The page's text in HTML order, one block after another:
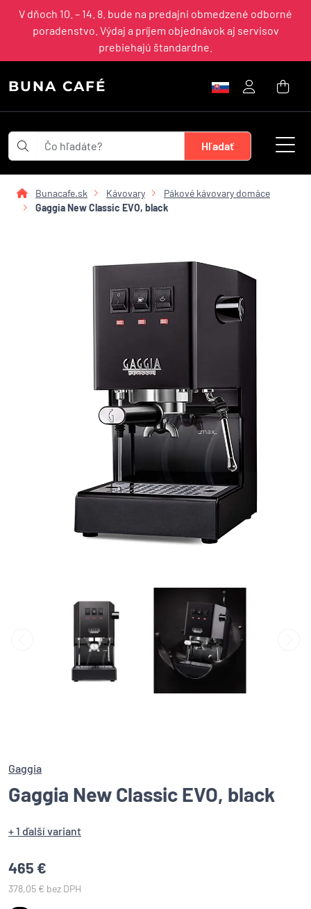
V dňoch 10. – 14. 8. bude na predajni obmedzené odborné
poradenstvo. Výdaj a príjem objednávok aj servisov
prebiehajú štandardne.
BUNA CAFÉ
Bunacafe.sk Kávovary
Pákové kávovary domáce
Gaggia New Classic EVO, black
Gaggia
Gaggia New Classic EVO, black
+ 1 ďalší variant
465 €
378,05 € bez DPH